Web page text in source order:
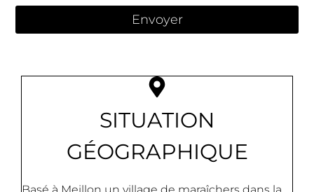
Envoyer
SITUATION
GÉOGRAPHIQUE
Basé à Meillon un village de maraîchers dans la